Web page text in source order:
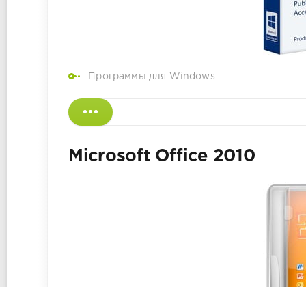
Программы для Windows
Microsoft Office 2010